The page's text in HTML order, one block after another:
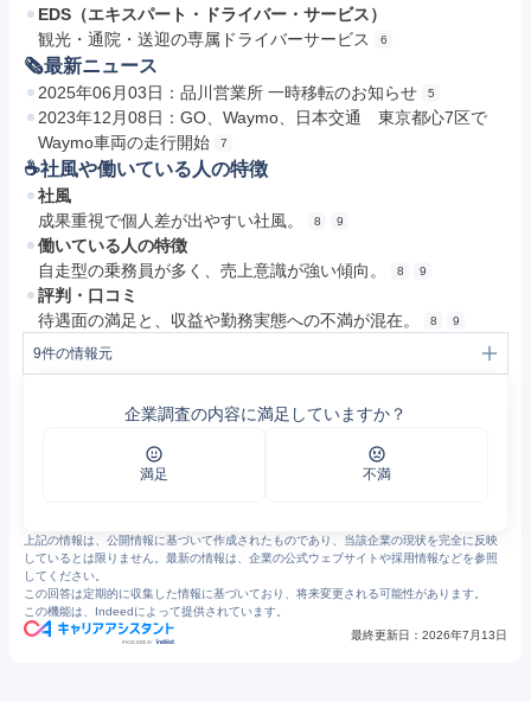
EDS（エキスパート・ドライバー・サービス）
観光・通院・送迎の専属ドライバーサービス
6
🗞最新ニュース
2025年06月03日：品川営業所 一時移転のお知らせ 5
2023年12月08日：GO、Waymo、日本交通 東京都心7区で
Waymo車両の走行開始
7
☕️社風や働いている人の特徴
社風
成果重視で個人差が出やすい社風。
8 9
働いている人の特徴
自走型の乗務員が多く、売上意識が強い傾向。
8 9
評判・口コミ
待遇面の満足と、収益や勤務実態への不満が混在。
8 9
9件の情報元
整備工場・研修機関・他 | 企業情報 | 日本交通株式会社
品川営業所 一時移転のお知らせ | 日本交通株式会社
事業内容 | 日本交通株式会社
企業調査の内容に満足していますか？
満足 不満
上記の情報は、公開情報に基づいて作成されたものであり、当該企業の現状を完全に反映
しているとは限りません。最新の情報は、企業の公式ウェブサイトや採用情報などを参照
してください。
この回答は定期的に収集した情報に基づいており、将来変更される可能性があります。
この機能は、Indeedによって提供されています。
最終更新日： 2026年7月13日